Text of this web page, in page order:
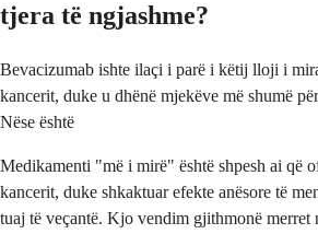
tjera të ngjashme?
Bevacizumab ishte ilaçi i parë i këtij lloji i
kancerit, duke u dhënë mjekëve më shumë
Nëse është
Medikamenti "më i mirë" është shpesh ai që
kancerit, duke shkaktuar efekte anësore të
tuaj të veçantë. Kjo vendim gjithmonë merret